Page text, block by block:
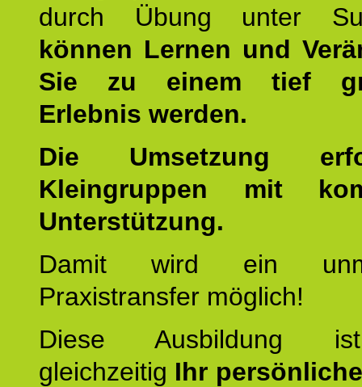
durch Übung unter
können Lernen und
Sie zu einem tief
Erlebnis werden.
Die Umsetzung
Kleingruppen mit
Unterstützung.
Damit wird ein
Praxistransfer möglich!
Diese Ausbildung
gleichzeitig Ihr